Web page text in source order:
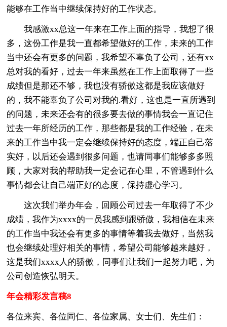
能够在工作当中继续保持好的工作状态。
我感激xx总这一年来在工作上面的指导，我想了很
多，这份工作是我一直都希望做好的工作，未来的工作
当中还会有更多的问题，我希望不辜负了公司，还有xx
总对我的看好，过去一年来虽然在工作上面取得了一些
成绩但是那还不够，我也没有骄傲这都是我应该做好
的，我不能辜负了公司对我的.看好，这也是一直所遇到
的问题，未来还会有的很多要去做的事情我会一直记住
过去一年所经历的工作，那些都是我的工作经验，在未
来的工作当中我一定会继续保持好的态度，端正自己落
实好，以后还会遇到很多问题，也请同事们能够多多照
顾，大家对我的帮助我一定会记在心里，不管遇到什么
事情都会让自己端正好的态度，保持虚心学习。
这次我们举办年会，回顾公司过去一年取得了不少
成绩，我作为xxxx的一员我感到跟骄傲，我相信在未来
的工作当中我还会有更多的事情等着我去做好，当然我
也会继续处理好相关的事情，希望公司能够越来越好，
这是我们xxxx人的骄傲，同事们让我们一起努力吧，为
公司创造恢弘明天。
年会精彩发言稿8
各位来宾、各位同仁、各位家属、女士们、先生们：